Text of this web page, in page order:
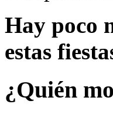
Hay poco
estas
¿Quién